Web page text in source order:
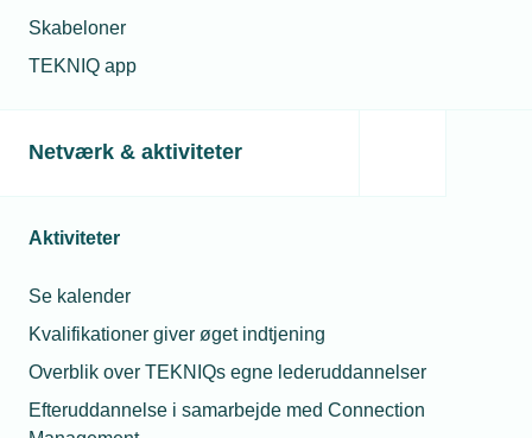
Skabeloner
TEKNIQ app
Netværk & aktiviteter
Aktiviteter
Se kalender
Kvalifikationer giver øget indtjening
Overblik over TEKNIQs egne lederuddannelser
Efteruddannelse i samarbejde med Connection
10. februar 2025
Erhvervspuljen er åbnet
Hvis man drømmer om at sænke sin virksomheds CO2-
investere i grønne tiltag – så er Erhvervspuljen det oplagte